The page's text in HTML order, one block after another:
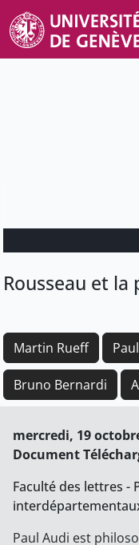
Rousseau et la
Martin Rueff
Bruno Bernardi
mercredi, 19
Document
Faculté des lettres -
Paul Audi est